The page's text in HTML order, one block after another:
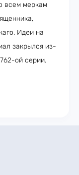
всем меркам
Идеи на
закрылся из-
ой серии.